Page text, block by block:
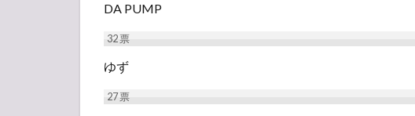
DA PUMP
32票
ゆず
27票